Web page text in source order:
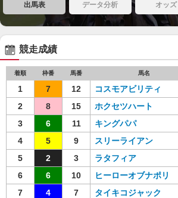
出馬表 データ分析 オッズ
競走成績
着順 枠番 馬番 馬名
1 7 12 コスモアビリティ
2
8 15 ホクセツハート
3
6 11 キングパパ
4
5 9 スリーライアン
5
2 3 ラタフィア
6
6 10 ヒーローオブナポリ
7
4 7 タイキコジャック